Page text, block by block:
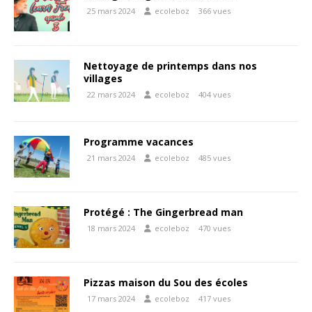
25 mars 2024 ecoleboz 366 vues
Nettoyage de printemps dans nos
villages
22 mars 2024 ecoleboz 404 vues
Programme vacances
21 mars 2024 ecoleboz 485 vues
Protégé : The Gingerbread man
18 mars 2024 ecoleboz 470 vues
Pizzas maison du Sou des écoles
17 mars 2024 ecoleboz 417 vues